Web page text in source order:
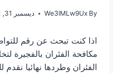
By
We3lMLw9Ux ديسمبر 31, 2022
اذا كنت تبحث عن رقم
مكافحة الفئران بالفجيرة
الفئران وطردها نهائيا نقدم